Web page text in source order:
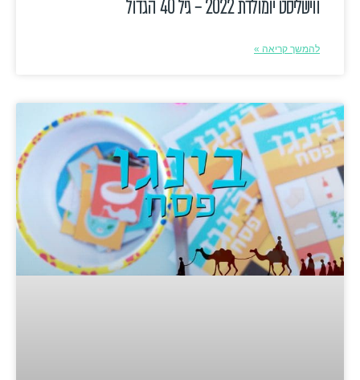
ווישליסט יומולדת 2022 – גיל 40 הגדול
להמשך קריאה »